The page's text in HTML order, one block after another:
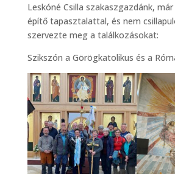
Leskóné Csilla szakaszgazdánk,
építő tapasztalattal, és nem
szervezte meg a találkozásokat:
Szikszón a Görögkatolikus és a